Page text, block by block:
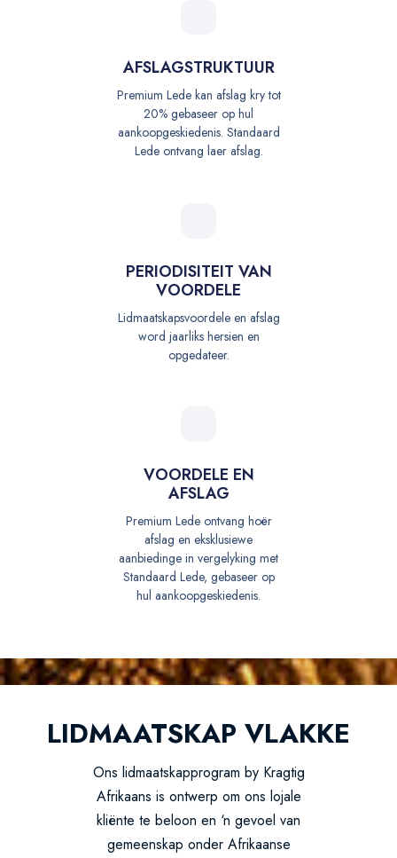
AFSLAGSTRUKTUUR
Premium Lede kan afslag kry tot
20% gebaseer op hul
aankoopgeskiedenis. Standaard
Lede ontvang laer afslag.
PERIODISITEIT VAN
VOORDELE
Lidmaatskapsvoordele en afslag
word jaarliks hersien en
opgedateer.
VOORDELE EN
AFSLAG
Premium Lede ontvang hoër
afslag en eksklusiewe
aanbiedinge in vergelyking met
Standaard Lede, gebaseer op
hul aankoopgeskiedenis.
LIDMAATSKAP VLAKKE
Ons lidmaatskapprogram by Kragtig
Afrikaans is ontwerp om ons lojale
kliënte te beloon en ‘n gevoel van
gemeenskap onder Afrikaanse